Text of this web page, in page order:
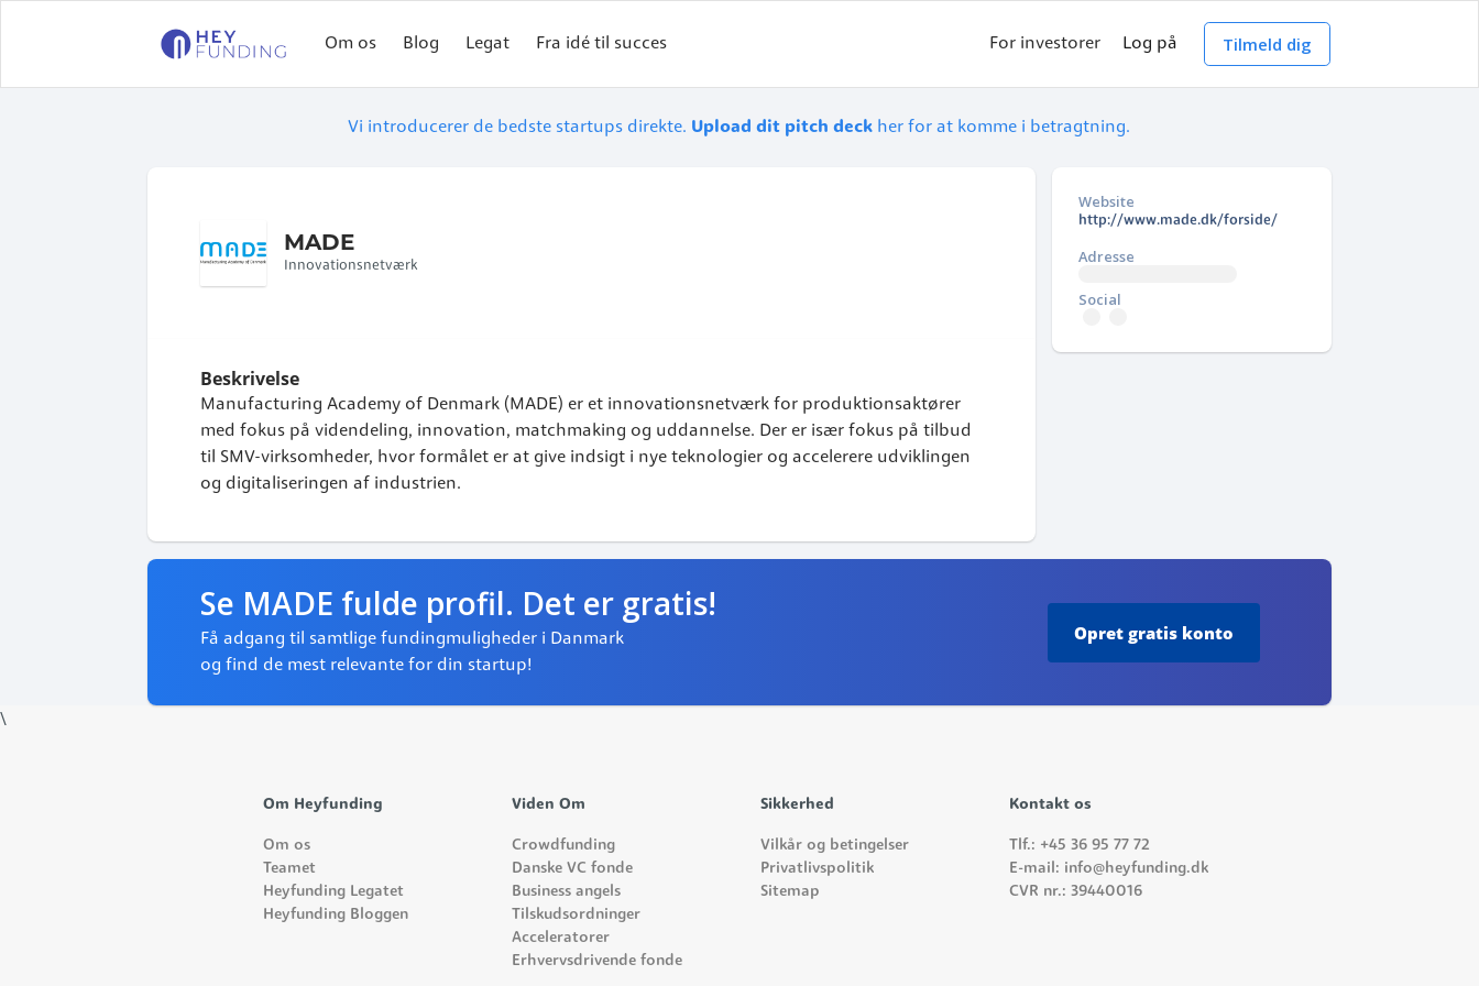
Om os Blog Legat Fra idé til succes For investorer Log på Tilmeld dig
Vi introducerer de bedste startups direkte. Upload dit pitch deck her for at komme i betragtning.
MADE
Innovationsnetværk
Beskrivelse
Manufacturing Academy of Denmark (MADE) er et innovationsnetværk for produktionsaktører
med fokus på videndeling, innovation, matchmaking og uddannelse. Der er især fokus på tilbud
til SMV-virksomheder, hvor formålet er at give indsigt i nye teknologier og accelerere udviklingen
og digitaliseringen af industrien.
Website
http://www.made.dk/forside/
Adresse
Social
Se MADE fulde profil. Det er gratis!
Få adgang til samtlige fundingmuligheder i Danmark
og find de mest relevante for din startup!
Opretgratis konto
\
Om Heyfunding
Om os
Teamet
Heyfunding Legatet
Heyfunding Bloggen
Viden Om
Crowdfunding
Danske VC fonde
Business angels
Tilskudsordninger
Acceleratorer
Erhvervsdrivende fonde
Sikkerhed
Vilkår og betingelser
Privatlivspolitik
Sitemap
Kontakt os
Tlf.: +45 36 95 77 72
E-mail: info@heyfunding.dk
CVR nr.: 39440016